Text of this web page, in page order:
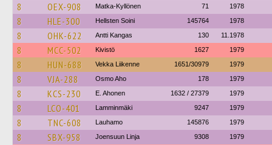
8 OEX-908 Matka-Kyllönen 71 1978
8 HLE-300 Hellsten Soini 145764 1978
8 OHK-622 Antti Kangas 130 11.1978
8 MCC-502 Kivistö 1627 1979
8 HUN-688 Vekka Liikenne 1651/30979 1979
8 VJA-288 Osmo Aho 178 1979
8 KCS-230 E. Ahonen 1632 / 27379 1979
8 LCO-401 Lamminmäki 9247 1979
8 TNC-608 Lauhamo 145876 1979
8 SBX-958 Joensuun Linja 9308 1979